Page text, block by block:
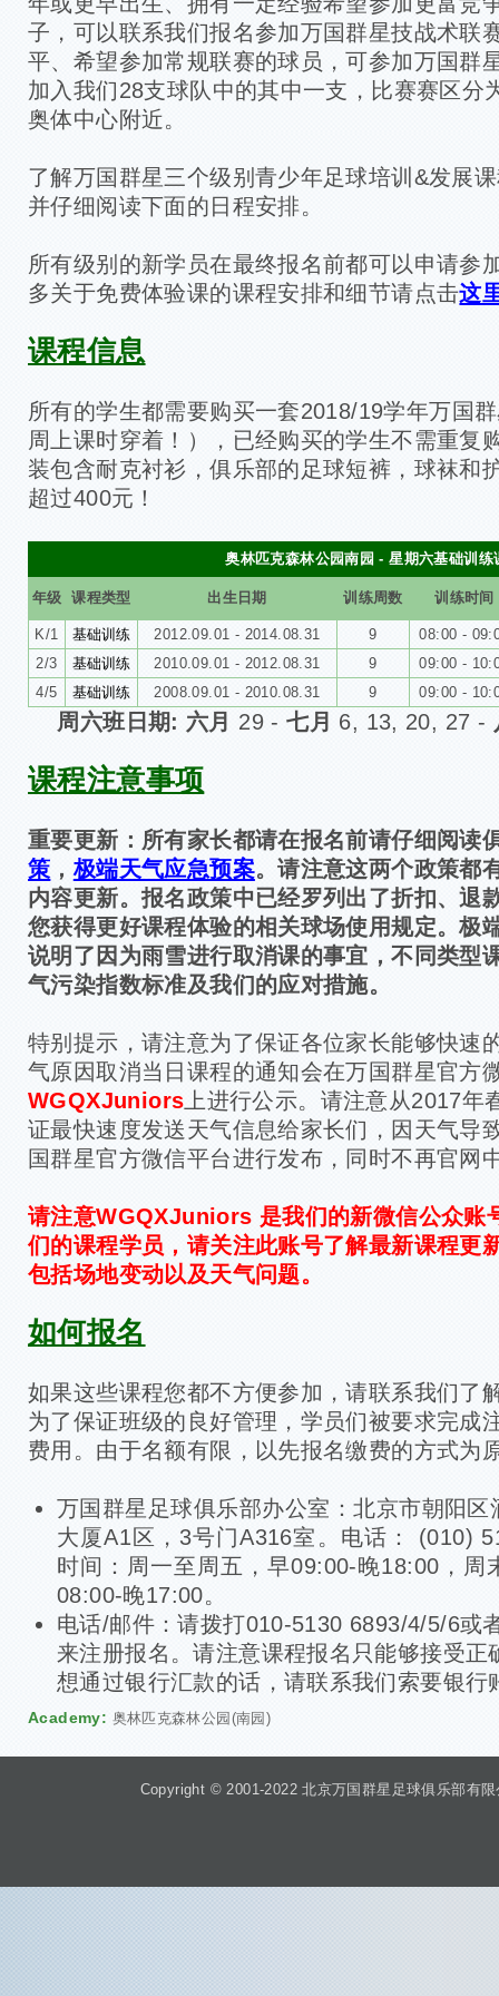
子，可以联系我们报名参加万国群星技战术联
平、希望参加常规联赛的球员，可参加万国群
加入我们28支球队中的其中一支，比赛赛区分
奥体中心附近。
了解万国群星三个级别青少年足球培训&发展
并仔细阅读下面的日程安排。
所有级别的新学员在最终报名前都可以申请参
多关于免费体验课的课程安排和细节请点击这
课程信息
所有的学生都需要购买一套2018/19学年万国
周上课时穿着！），已经购买的学生不需重复
装包含耐克衬衫，俱乐部的足球短裤，球袜和
超过400元！
奥林匹克森林公园南园 - 星期六基础训练
年级 课程类型 出生日期 训练周数 训练时间
K/1 基础训练 2012.09.01 - 2014.08.31 9
08:00 -
2/3
基础训练 2010.09.01 - 2012.08.31 9
09:00 -
4/5
基础训练 2008.09.01 - 2010.08.31 9 09:00 -
周六班日期: 六月 29 -七月 6, 13, 20, 27 -
课程注意事项
重要更新：所有家长都请在报名前请仔细阅读
策 ，极端天气应急预案。请注意这两个政策都
内容更新。报名政策中已经罗列出了折扣、退
您获得更好课程体验的相关球场使用规定。极
说明了因为雨雪进行取消课的事宜，不同类型
气污染指数标准及我们的应对措施。
特别提示，请注意为了保证各位家长能够快速
气原因取消当日课程的通知会在万国群星官方
WGQXJuniors 上进行公示。请注意从2017年
证最快速度发送天气信息给家长们，因天气导
国群星官方微信平台进行发布，同时不再官网
请注意WGQXJuniors 是我们的新微信公众账
们的课程学员，请关注此账号了解最新课程更
包括场地变动以及天气问题。
如何报名
如果这些课程您都不方便参加，请联系我们了
为了保证班级的良好管理，学员们被要求完成
费用。由于名额有限，以先报名缴费的方式为
万国群星足球俱乐部办公室：北京市朝阳
大厦A1区，3号门A316室。电话： (010)
时间：周一至周五，早09:00-晚18:00，周
08:00-晚17:00。
电话/邮件：请拨打010-5130 6893/4/5/6或
来注册报名。请注意课程报名只能够接受正
想通过银行汇款的话，请联系我们索要银行
Academy: 奥林匹克森林公园(南园)
Copyright © 2001-2022 北京万国群星足球俱乐部有